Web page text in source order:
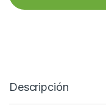
Descripción